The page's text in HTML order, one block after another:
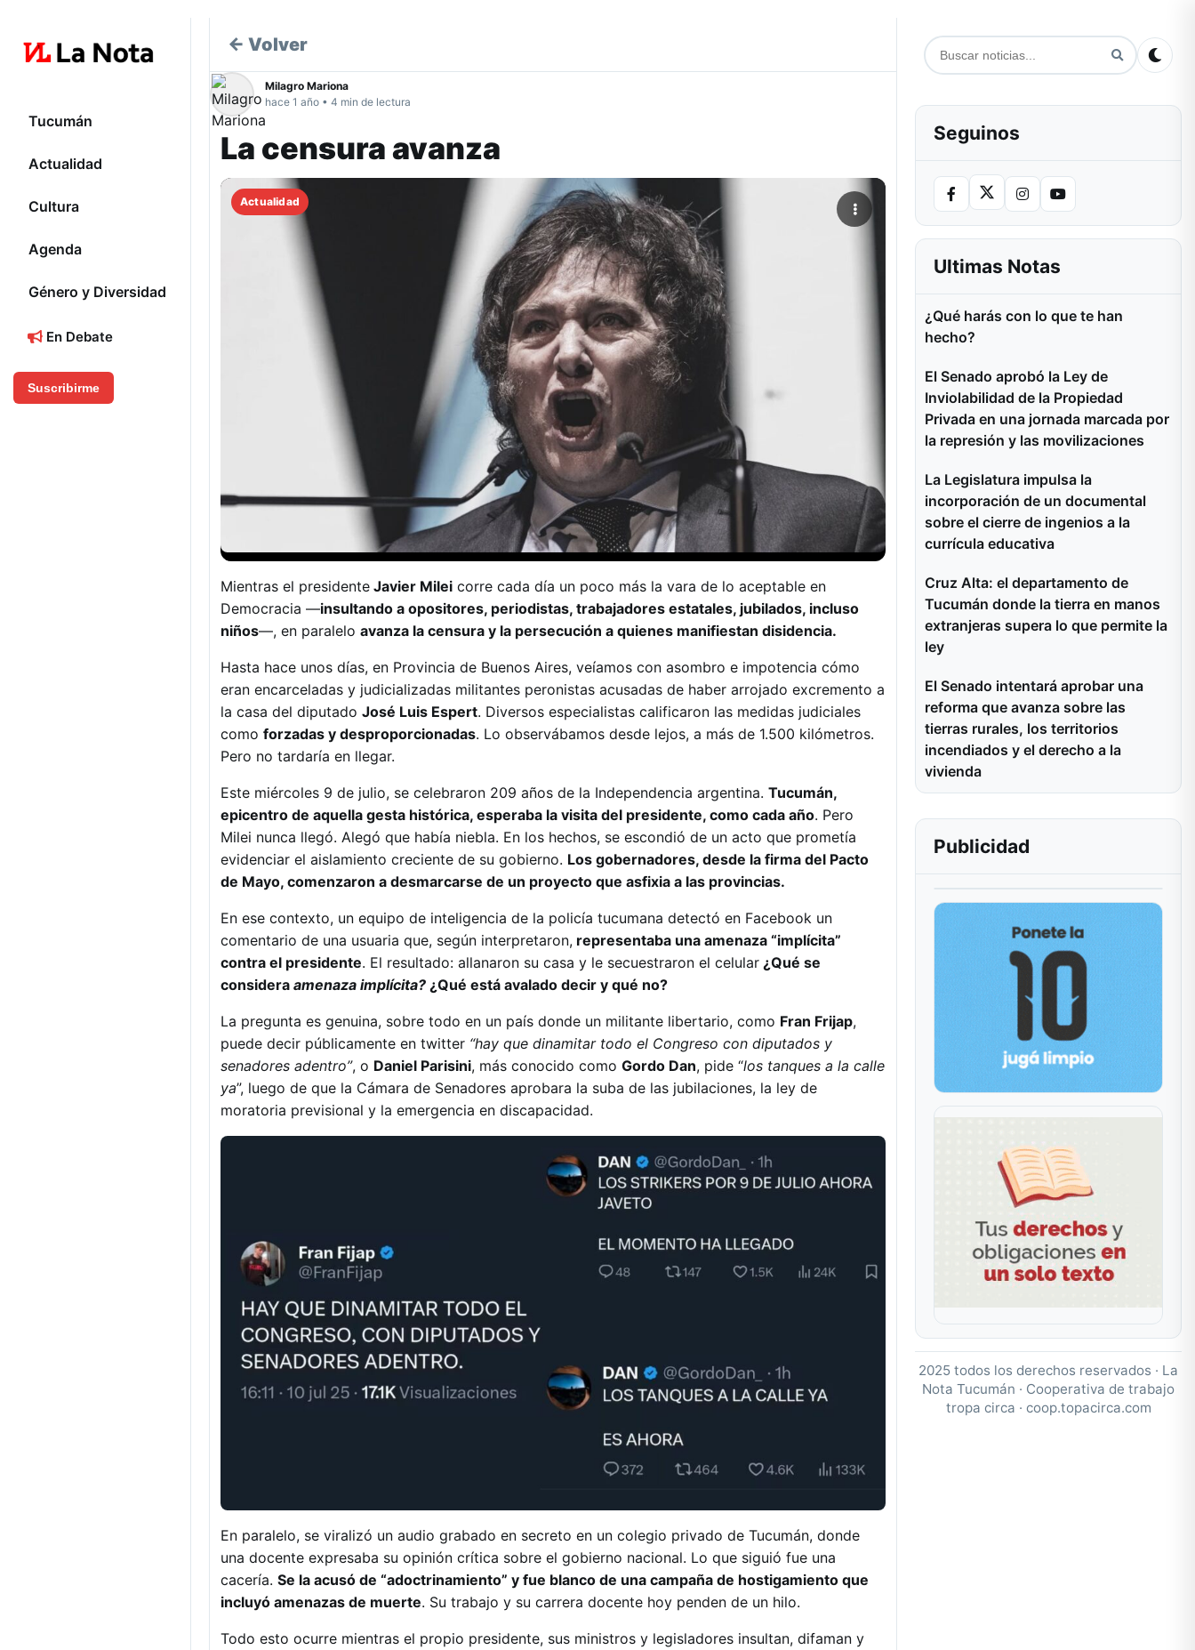
Tucumán
Actualidad
Cultura
Agenda
Género y Diversidad
En Debate
Suscribirme
← Volver
Milagro Mariona
hace 1 año • 4 min de lectura
La censura avanza
Actualidad
Mientras el presidente Javier Milei corre cada día un poco más la vara de lo aceptable en
Democracia —insultando a opositores, periodistas, trabajadores estatales, jubilados, incluso
niños—, en paralelo avanza la censura y la persecución a quienes manifiestan disidencia.
Hasta hace unos días, en Provincia de Buenos Aires, veíamos con asombro e impotencia cómo
eran encarceladas y judicializadas militantes peronistas acusadas de haber arrojado excremento a
la casa del diputado José Luis Espert. Diversos especialistas calificaron las medidas judiciales
como forzadas y desproporcionadas. Lo observábamos desde lejos, a más de 1.500 kilómetros.
Pero no tardaría en llegar.
Este miércoles 9 de julio, se celebraron 209 años de la Independencia argentina. Tucumán,
epicentro de aquella gesta histórica, esperaba la visita del presidente, como cada año. Pero
Milei nunca llegó. Alegó que había niebla. En los hechos, se escondió de un acto que prometía
evidenciar el aislamiento creciente de su gobierno. Los gobernadores, desde la firma del Pacto
de Mayo, comenzaron a desmarcarse de un proyecto que asfixia a las provincias.
En ese contexto, un equipo de inteligencia de la policía tucumana detectó en Facebook un
comentario de una usuaria que, según interpretaron, representaba una amenaza “implícita”
contra el presidente. El resultado: allanaron su casa y le secuestraron el celular ¿Qué se
considera amenaza implícita? ¿Qué está avalado decir y qué no?
La pregunta es genuina, sobre todo en un país donde un militante libertario, como Fran Frijap,
puede decir públicamente en twitter “hay que dinamitar todo el Congreso con diputados y
senadores adentro”, o Daniel Parisini, más conocido como Gordo Dan, pide “los tanques a la calle
ya”, luego de que la Cámara de Senadores aprobara la suba de las jubilaciones, la ley de
moratoria previsional y la emergencia en discapacidad.
En paralelo, se viralizó un audio grabado en secreto en un colegio privado de Tucumán, donde
una docente expresaba su opinión crítica sobre el gobierno nacional. Lo que siguió fue una
cacería. Se la acusó de “adoctrinamiento” y fue blanco de una campaña de hostigamiento que
incluyó amenazas de muerte. Su trabajo y su carrera docente hoy penden de un hilo.
Todo esto ocurre mientras el propio presidente, sus ministros y legisladores insultan, difaman y
Seguinos
Ultimas Notas
¿Qué harás con lo que te han
hecho?
El Senado aprobó la Ley de
Inviolabilidad de la Propiedad
Privada en una jornada marcada por
la represión y las movilizaciones
La Legislatura impulsa la
incorporación de un documental
sobre el cierre de ingenios a la
currícula educativa
Cruz Alta: el departamento de
Tucumán donde la tierra en manos
extranjeras supera lo que permite la
ley
El Senado intentará aprobar una
reforma que avanza sobre las
tierras rurales, los territorios
incendiados y el derecho a la
vivienda
Publicidad
2025 todos los derechos reservados · La
Nota Tucumán · Cooperativa de trabajo
tropa circa · coop.topacirca.com